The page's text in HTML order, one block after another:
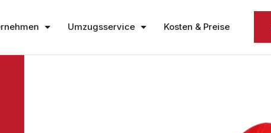
Umzugsservice Kosten & Preise